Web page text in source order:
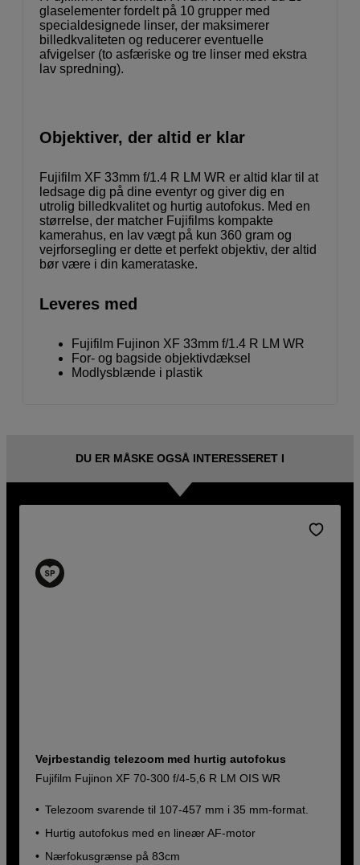
glaselementer fordelt på 10 grupper med
specialdesignede linser, der maksimerer
billedkvaliteten og reducerer eventuelle
afvigelser (to asfæriske og tre linser med ekstra
lav spredning).
Objektiver, der altid er klar
Fujifilm XF 33mm f/1.4 R LM WR er altid klar til at
ledsage dig på dine eventyr og giver dig en
utrolig billedkvalitet og hurtig autofokus. Med en
størrelse, der matcher Fujifilms kompakte
kamerahus, en lav vægt på kun 360 gram og
vejrforsegling er dette et perfekt objektiv, der altid
bør være i din kamerataske.
Leveres med
Fujifilm Fujinon XF 33mm f/1.4 R LM WR
For- og bagside objektivdæksel
Modlysblænde i plastik
DU ER MÅSKE OGSÅ INTERESSERET I
Vejrbestandig telezoom med hurtig autofokus
Fujifilm Fujinon XF 70-300 f/4-5,6 R LM OIS WR
Telezoom svarende til 107-457 mm i 35 mm-format.
Hurtig autofokus med en lineær AF-motor
Nærfokusgrænse på 83cm